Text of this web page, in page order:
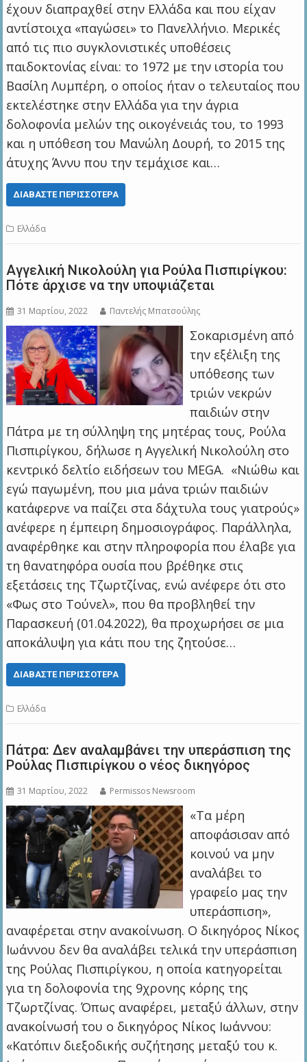
έχουν διαπραχθεί στην Ελλάδα και που είχαν
αντίστοιχα «παγώσει» το Πανελλήνιο. Μερικές
από τις πιο συγκλονιστικές υποθέσεις
παιδοκτονίας είναι: το 1972 με την ιστορία του
Βασίλη Λυμπέρη, ο οποίος ήταν ο τελευταίος που
εκτελέστηκε στην Ελλάδα για την άγρια
δολοφονία μελών της οικογένειάς του, το 1993
και η υπόθεση του Μανώλη Δουρή, το 2015 της
άτυχης Άννυ που την τεμάχισε και…
ΔΙΑΒΆΣΤΕ ΠΕΡΙΣΣΌΤΕΡΑ
Ελλάδα
Αγγελική Νικολούλη για Ρούλα Πισπιρίγκου:
Πότε άρχισε να την υποψιάζεται
31 Μαρτίου, 2022 Παντελής Μπατσούλης
Σοκαρισμένη από
την εξέλιξη της
υπόθεσης των
τριών νεκρών
παιδιών στην
Πάτρα με τη σύλληψη της μητέρας τους, Ρούλα
Πισπιρίγκου, δήλωσε η Αγγελική Νικολούλη στο
κεντρικό δελτίο ειδήσεων του MEGA. «Νιώθω και
εγώ παγωμένη, που μια μάνα τριών παιδιών
κατάφερνε να παίζει στα δάχτυλα τους γιατρούς»
ανέφερε η έμπειρη δημοσιογράφος. Παράλληλα,
αναφέρθηκε και στην πληροφορία που έλαβε για
τη θανατηφόρα ουσία που βρέθηκε στις
εξετάσεις της Τζωρτζίνας, ενώ ανέφερε ότι στο
«Φως στο Τούνελ», που θα προβληθεί την
Παρασκευή (01.04.2022), θα προχωρήσει σε μια
αποκάλυψη για κάτι που της ζητούσε…
ΔΙΑΒΆΣΤΕ ΠΕΡΙΣΣΌΤΕΡΑ
Ελλάδα
Πάτρα: Δεν αναλαμβάνει την υπεράσπιση της
Ρούλας Πισπιρίγκου ο νέος δικηγόρος
31 Μαρτίου, 2022 Permissos Newsroom
«Τα μέρη
αποφάσισαν από
κοινού να μην
αναλάβει το
γραφείο μας την
υπεράσπιση»,
αναφέρεται στην ανακοίνωση. Ο δικηγόρος Νίκος
Ιωάννου δεν θα αναλάβει τελικά την υπεράσπιση
της Ρούλας Πισπιρίγκου, η οποία κατηγορείται
για τη δολοφονία της 9χρονης κόρης της
Τζωρτζίνας. Όπως αναφέρει, μεταξύ άλλων, στην
ανακοίνωσή του ο δικηγόρος Νίκος Ιωάννου:
«Κατόπιν διεξοδικής συζήτησης μεταξύ του κ.